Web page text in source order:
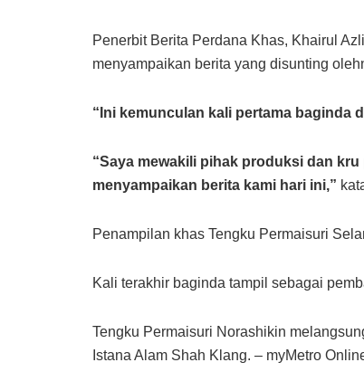
Penerbit Berita Perdana Khas, Khairul
menyampaikan berita yang disunting
“Ini kemunculan kali pertama baginda
“Saya mewakili pihak produksi dan
menyampaikan berita kami hari ini,”
Penampilan khas Tengku Permaisuri
Kali terakhir baginda tampil sebagai
Tengku Permaisuri Norashikin
Istana Alam Shah Klang. – myMetro